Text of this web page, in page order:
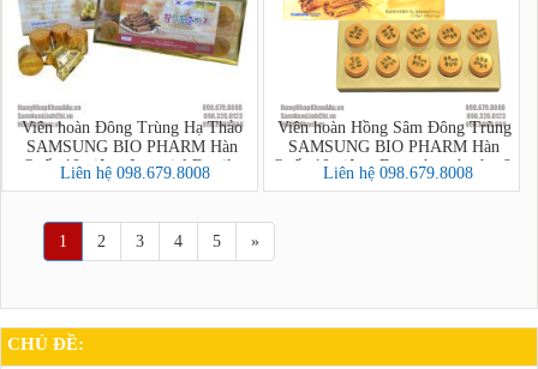
Viên hoàn Đông Trùng Hạ Thảo
SAMSUNG BIO PHARM Hàn
Quốc 10 viên - Imperial Family
Korean Cordycepts (Mẫu 2)
Liên hệ 098.679.8008
Viên hoàn Hồng Sâm Đông Trùng
SAMSUNG BIO PHARM Hàn
Quốc 10 viên - Dongchunghacho &
Korean Red Ginseng Hwan
Liên hệ 098.679.8008
1 2 3 4 5 »
CHỦ ĐỀ: